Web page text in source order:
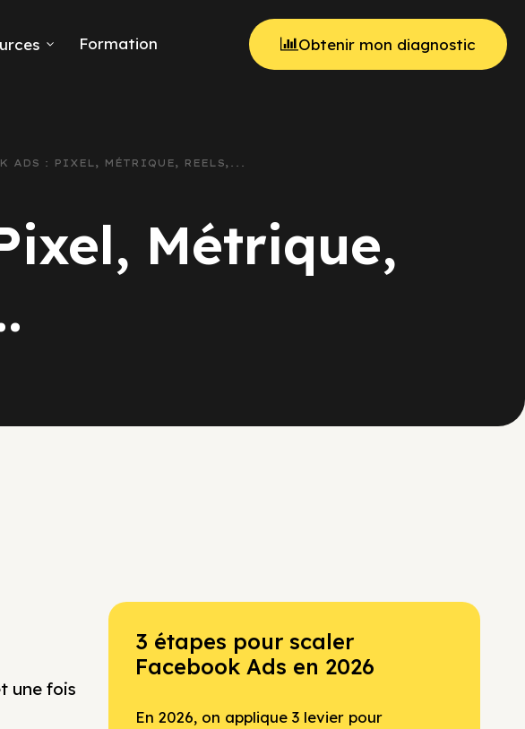
Formation Obtenir mon diagnostic
ADS : PIXEL, MÉTRIQUE, REELS,...
Métrique,
une fois
3 étapes pour scaler
Facebook Ads en 2026
En 2026, on applique 3 levier pour